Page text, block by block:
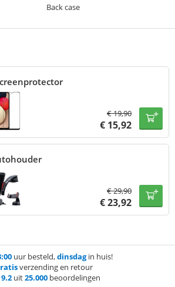
Back case
€19,90
€ 15,92
€29,90
€23,92
uur besteld,dinsdagin huis!
verzending en retour
9.2 uit25.000 beoordelingen